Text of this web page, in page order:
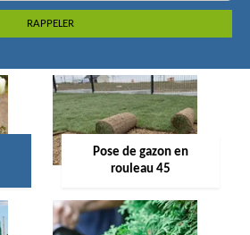
Pose de gazon en
rouleau 45